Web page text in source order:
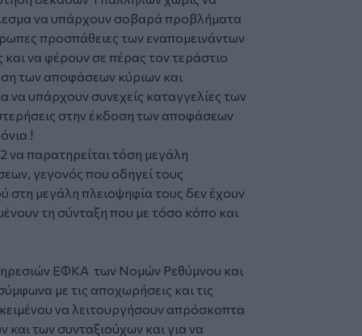
να υπάρχουν σοβαρά προβλήματα
προσπάθειες των εναπομεινάντων
να φέρουν σε πέρας τον τεράστιο
των αποφάσεων κύριων και
να υπάρχουν συνεχείς καταγγελίες των
στην έκδοση των αποφάσεων
!
να παρατηρείται τόση μεγάλη
γεγονός που οδηγεί τους
μεγάλη πλειοψηφία τους δεν έχουν
τη σύνταξη που με τόσο κόπο και
ΕΦΚΑ των Νομών Ρεθύμνου και
με τις αποχωρήσεις και τις
να λειτουργήσουν απρόσκοπτα
των συνταξιούχων και για να